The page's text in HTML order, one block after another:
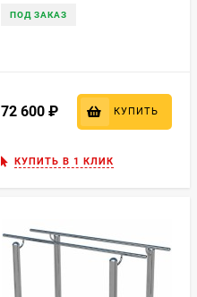
ПОД ЗАКАЗ
72 600 КУПИТЬ
КУПИТЬ В 1 КЛИК